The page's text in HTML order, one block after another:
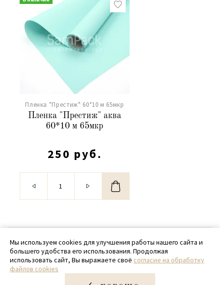
Пленка "Престиж" 60*10 м 65мкр
Пленка "Престиж" аква
60*10 м 65мкр
250 руб.
© 2020 - 2026 SamPack
+ 7 (918) 699-97-87
zakaz@sampack.store
Мы используем cookies для улучшения работы нашего сайта и
большего удобства его использования. Продолжая
использовать сайт, Вы выражаете своё согласие на обработку
файлов cookies